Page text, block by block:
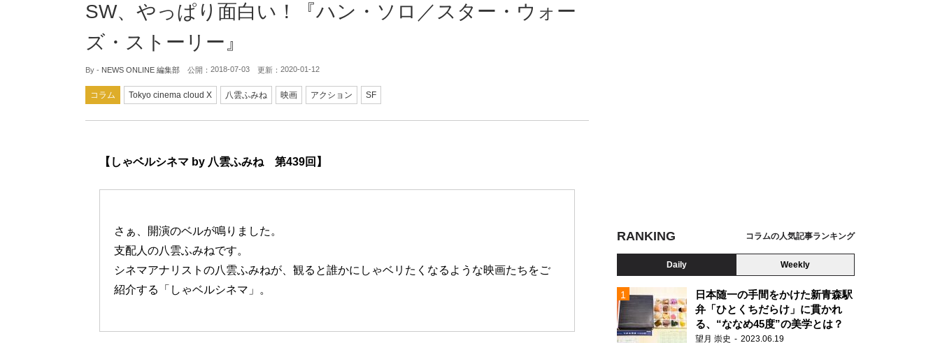
SW、やっぱり面白い！『ハン・ソロ／スター・ウォー
ズ・ストーリー』
By - NEWS ONLINE 編集部 公開： 2018-07-03 更新： 2020-01-12
コラム Tokyo cinema cloud X 八雲ふみね 映画 アクション SF
【しゃベルシネマ by 八雲ふみね 第439回】
さぁ、開演のベルが鳴りました。
支配人の八雲ふみねです。
シネマアナリストの八雲ふみねが、観ると誰かにしゃベリたくなるような映画たちをご
紹介する「しゃベルシネマ」。
RANKING コラムの人気記事ランキング
Daily Weekly
日本随一の手間をかけた新青森駅
弁「ひとくちだらけ」に貫かれ
る、“ななめ45度”の美学とは？
望月 崇史 2023.06.19